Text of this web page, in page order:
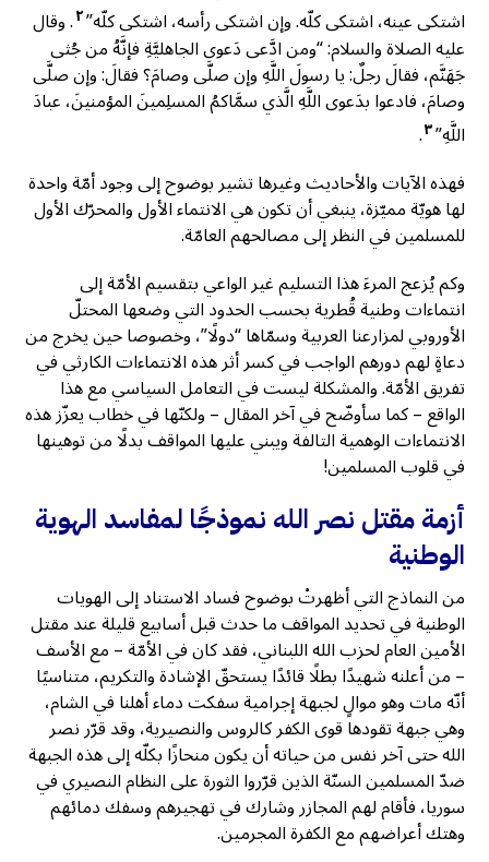
اشتكى عينه، اشتكى كلّه. وإن اشتكى رأسه، اشتكى كلّه”٢. وقال
عليه الصلاة والسلام: “ومن ادَّعى دَعوى الجاهليَّةِ فإنَّهُ من جُثى
جَهَنَّم، فقالَ رجلٌ: يا رسولَ اللَّهِ وإن صلَّى وصامَ؟ فقالَ: وإن صلَّى
وصامَ، فادعوا بدَعوى اللَّهِ الَّذي سمَّاكمُ المسلِمينَ المؤمنينَ، عبادَ
اللَّهِ”٣.
فهذه الآيات والأحاديث وغيرها تشير بوضوح إلى وجود أمّة واحدة
لها هويّة مميّزة، ينبغي أن تكون هي الانتماء الأول والمحرّك الأول
للمسلمين في النظر إلى مصالحهم العامّة.
وكم يُزعج المرءَ هذا التسليم غير الواعي بتقسيم الأمّة إلى
انتماءات وطنية قُطرية بحسب الحدود التي وضعها المحتلّ
الأوروبي لمزارعنا العربية وسمّاها “دولًا”، وخصوصا حين يخرج من
دعاةٍ لهم دورهم الواجب في كسر أثر هذه الانتماءات الكارثي في
تفريق الأمّة. والمشكلة ليست في التعامل السياسي مع هذا
الواقع – كما سأوضّح في آخر المقال – ولكنّها في خطاب يعزّز هذه
الانتماءات الوهمية التالفة ويبني عليها المواقف بدلًا من توهينها
في قلوب المسلمين!
أزمة مقتل نصر الله نموذجًا لمفاسد الهوية
الوطنية
من النماذج التي أظهرتْ بوضوح فساد الاستناد إلى الهويات
الوطنية في تحديد المواقف ما حدث قبل أسابيع قليلة عند مقتل
الأمين العام لحزب الله اللبناني، فقد كان في الأمّة – مع الأسف
– من أعلنه شهيدًا بطلًا قائدًا يستحقّ الإشادة والتكريم، متناسيًا
أنّه مات وهو موالٍ لجبهة إجرامية سفكت دماء أهلنا في الشام،
وهي جبهة تقودها قوى الكفر كالروس والنصيرية، وقد قرّر نصر
الله حتى آخر نفس من حياته أن يكون منحازًا بكلّه إلى هذه الجبهة
ضدّ المسلمين السنّة الذين قرّروا الثورة على النظام النصيري في
سوريا، فأقام لهم المجازر وشارك في تهجيرهم وسفك دمائهم
وهتك أعراضهم مع الكفرة المجرمين.